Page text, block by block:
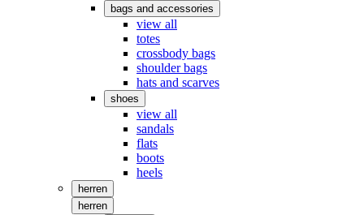
bags and accessories
view all
totes
crossbody bags
shoulder bags
hats and scarves
shoes
view all
sandals
flats
boots
heels
herren
herren